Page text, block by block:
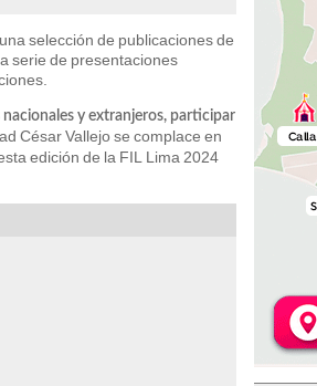
selección de publicaciones de
serie de presentaciones
y extranjeros, participar
César Vallejo se complace en
edición de la FIL Lima 2024